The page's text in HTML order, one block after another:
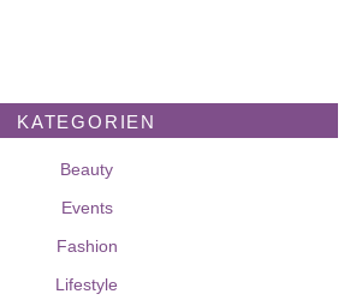
KATEGORIEN
Beauty
Events
Fashion
Lifestyle